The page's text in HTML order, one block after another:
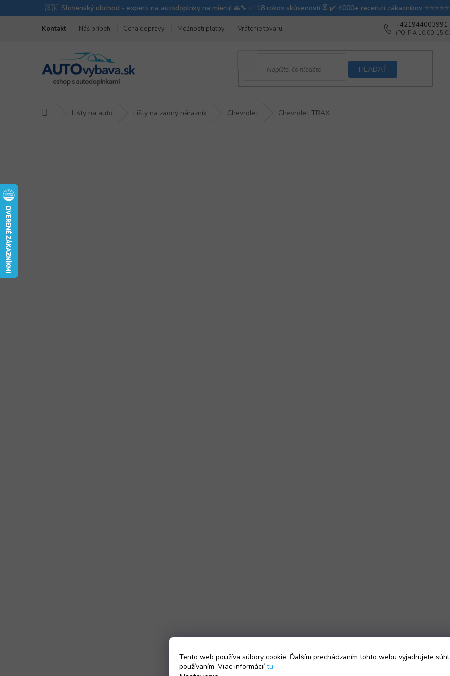
Tento web používa súbory cookie. Ďalším prechádzaním tohto webu vyjadrujete
používaním. Viac informáciítu.
Kontakt Náš príbeh Cena dopravy Možnosti platby Vrátenie tovaru Ako balíme v
+421944003991
HĽADAŤ
DomovLišty na auto Lišty na zadný nárazník Chevrolet Chevrolet TRAX